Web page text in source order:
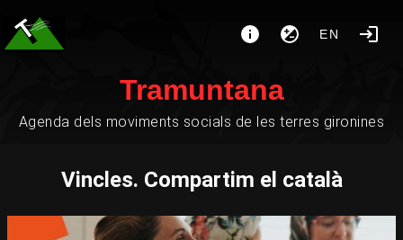
EN
Tramuntana
Agenda dels moviments socials de les terres gironines
Vincles. Compartim el català